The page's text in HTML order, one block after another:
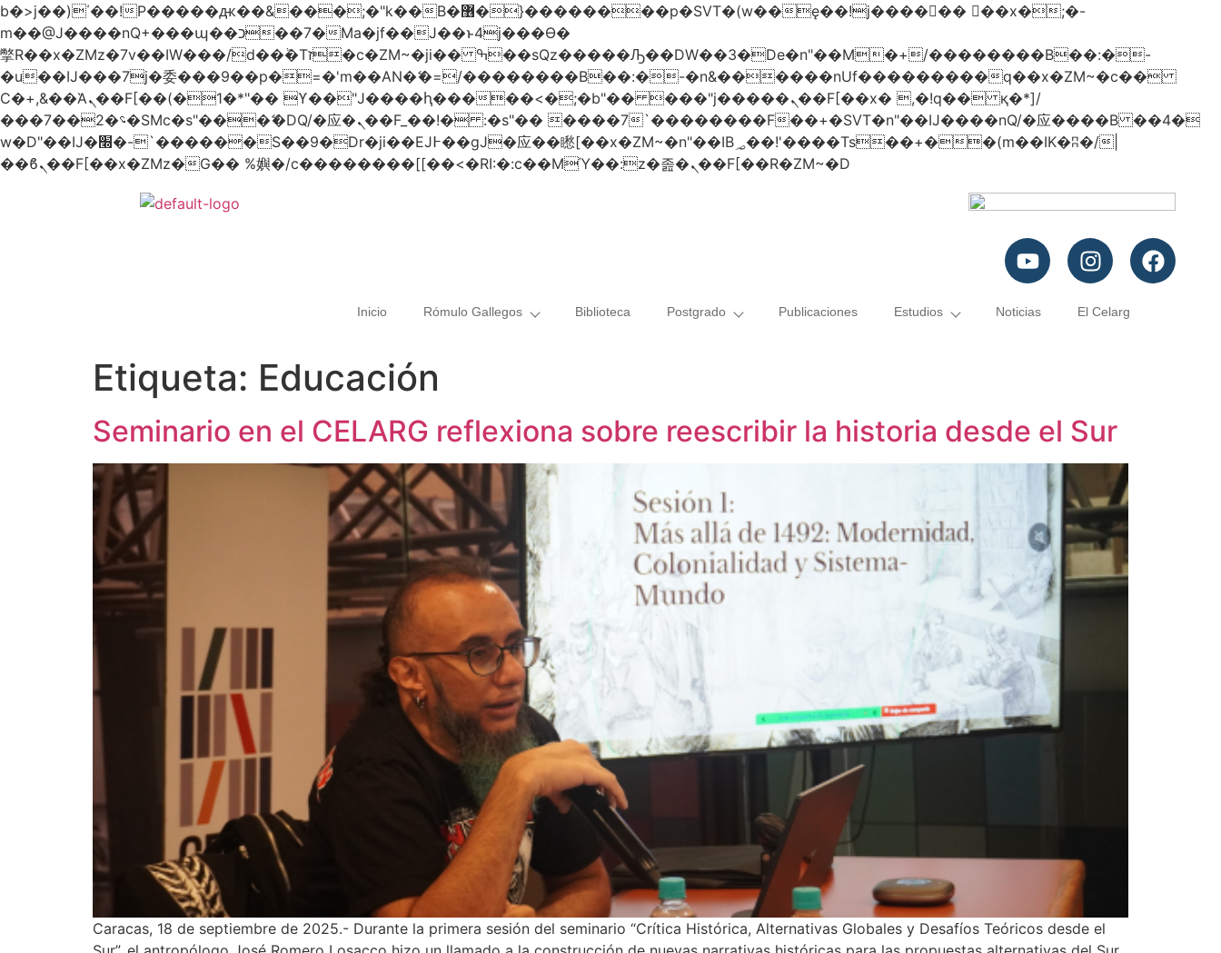
b�>j��)΄��!P�����ԫ��&���;�"k��B�޶�}��������p�SVT�(w��ę��!j������ ��x�;�-
m��@J����nQ+���պ��כ��7�Ma�jf��J��ͱ4j���Ѳ�
撆R��x�ZMz�7v��IW���/d��ٞ�Тז�c�ZM~�ji�� ߒ��sQz�����Ԡ��DW��3�De�n"��M�+/��������B��:�-
�u��IJ���7j�委���9��p�=�'m��AN�ޭ�=/��������B��:�-�n&������nUf���������q��x�ZM~�c��
Ϲ�+,&��Ὰܢ��F[��(�1�*"�� ϒ��"J����ԧ�����<�;�b"�� ���"j�����ܢ��F[��x� ,�!q�� қ�*]/
���؝�2��7�SMc�s"���ޭ�DQ/�应�ܢ��F_��!� :�s"�� ����7`��������F��+�SVT�n"��IJ����nQ/�应����B ��4�
w�D"��IJ�׭�-`������S��9�Dr�ji��EJ߅��gJ�应��矁[��x�ZM~�n"��IB؃��!'����Тѕ��+��(m��IK�ʭ�/|
��ϐܢ��F[��x�ZMz�G�� %嬩�/c��������[[��<�RI:�:c��MΎ��:z�졾�ܢ��F[��R�ZM~�D
Inicio Rómulo Gallegos Biblioteca Postgrado Publicaciones Estudios Noticias El Celarg
Etiqueta: Educación
Seminario en el CELARG reflexiona sobre reescribir la historia desde el Sur
Caracas, 18 de septiembre de 2025.- Durante la primera sesión del seminario “Crítica Histórica, Alternativas Globales y Desafíos Teóricos desde el